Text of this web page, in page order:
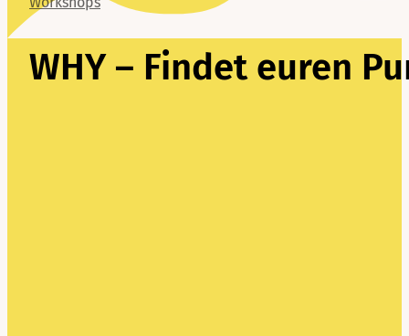
WHY – Findet euren